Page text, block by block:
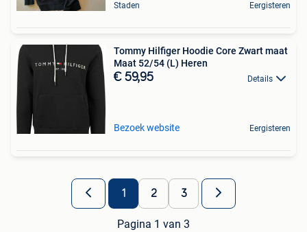
Staden Eergisteren
Tommy Hilfiger Hoodie Core Zwart maat
Maat 52/54 (L) Heren
€ 59,95 Details
Bezoek website Eergisteren
1 2 3
Pagina 1 van 3